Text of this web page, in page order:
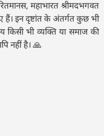
महाभारत श्रीमदभगवत
हैं। इन दृष्टांत के अंतर्गत कुछ भी
किसी भी व्यक्ति या समाज की
नहीं है। 🙏